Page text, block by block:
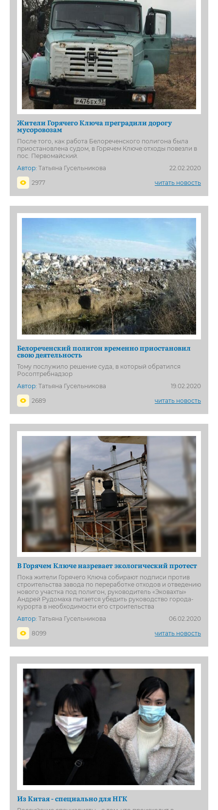
Жители Горячего Ключа преградили дорогу
мусоровозам
После того, как работа Белореченского полигона была
приостановлена судом, в Горячем Ключе отходы повезли в
пос. Первомайский.
Автор: Татьяна Гусельникова
22.02.2020
2977
читать новость
Белореченский полигон временно приостановил
свою деятельность
Тому послужило решение суда, в который обратился
Росоптребнадзор
Автор: Татьяна Гусельникова
19.02.2020
2689
читать новость
В Горячем Ключе назревает экологический протест
Пока жители Горячего Ключа собирают подписи против
строительства завода по переработке отходов и отведению
нового участка под полигон, руководитель «Эковахты»
Андрей Рудомаха пытается убедить руководство города-
курорта в необходимости его строительства
Автор: Татьяна Гусельникова
06.02.2020
8099
читать новость
Из Китая - специально для НГК